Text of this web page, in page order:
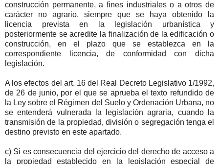
construcción permanente, a fines industriales o a otros de
carácter no agrario, siempre que se haya obtenido la
licencia prevista en la legislación urbanística y
posteriormente se acredite la finalización de la edificación o
construcción, en el plazo que se establezca en la
correspondiente licencia, de conformidad con dicha
legislación.
A los efectos del art. 16 del Real Decreto Legislativo 1/1992,
de 26 de junio, por el que se aprueba el texto refundido de
la Ley sobre el Régimen del Suelo y Ordenación Urbana, no
se entenderá vulnerada la legislación agraria, cuando la
transmisión de la propiedad, división o segregación tenga el
destino previsto en este apartado.
c) Si es consecuencia del ejercicio del derecho de acceso a
la propiedad establecido en la legislación especial de